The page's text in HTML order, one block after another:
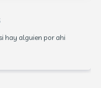
hay alguien por ahi